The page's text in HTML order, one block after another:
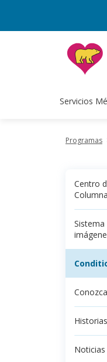
Servicios
Programas
Centro
Noticias